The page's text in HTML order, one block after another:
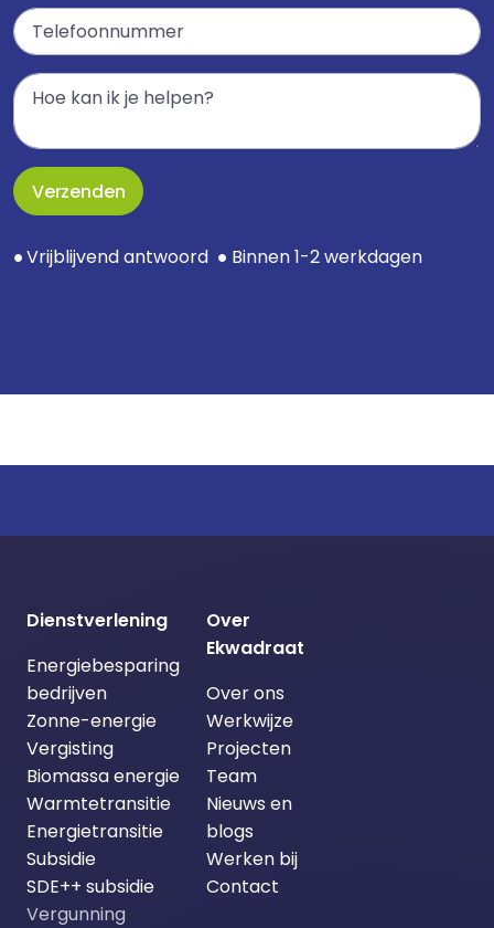
Verzenden
● Vrijblijvend antwoord ● Binnen 1-2 werkdagen
Dienstverlening
Energiebesparing
bedrijven
Zonne-energie
Vergisting
Biomassa energie
Warmtetransitie
Energietransitie
Subsidie
SDE++ subsidie
Vergunning
Over
Ekwadraat
Over ons
Werkwijze
Projecten
Team
Nieuws en
blogs
Werken bij
Contact